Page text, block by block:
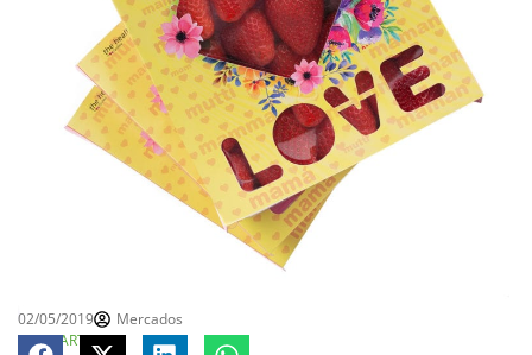
02/05/2019
Mercados
COMPARTE